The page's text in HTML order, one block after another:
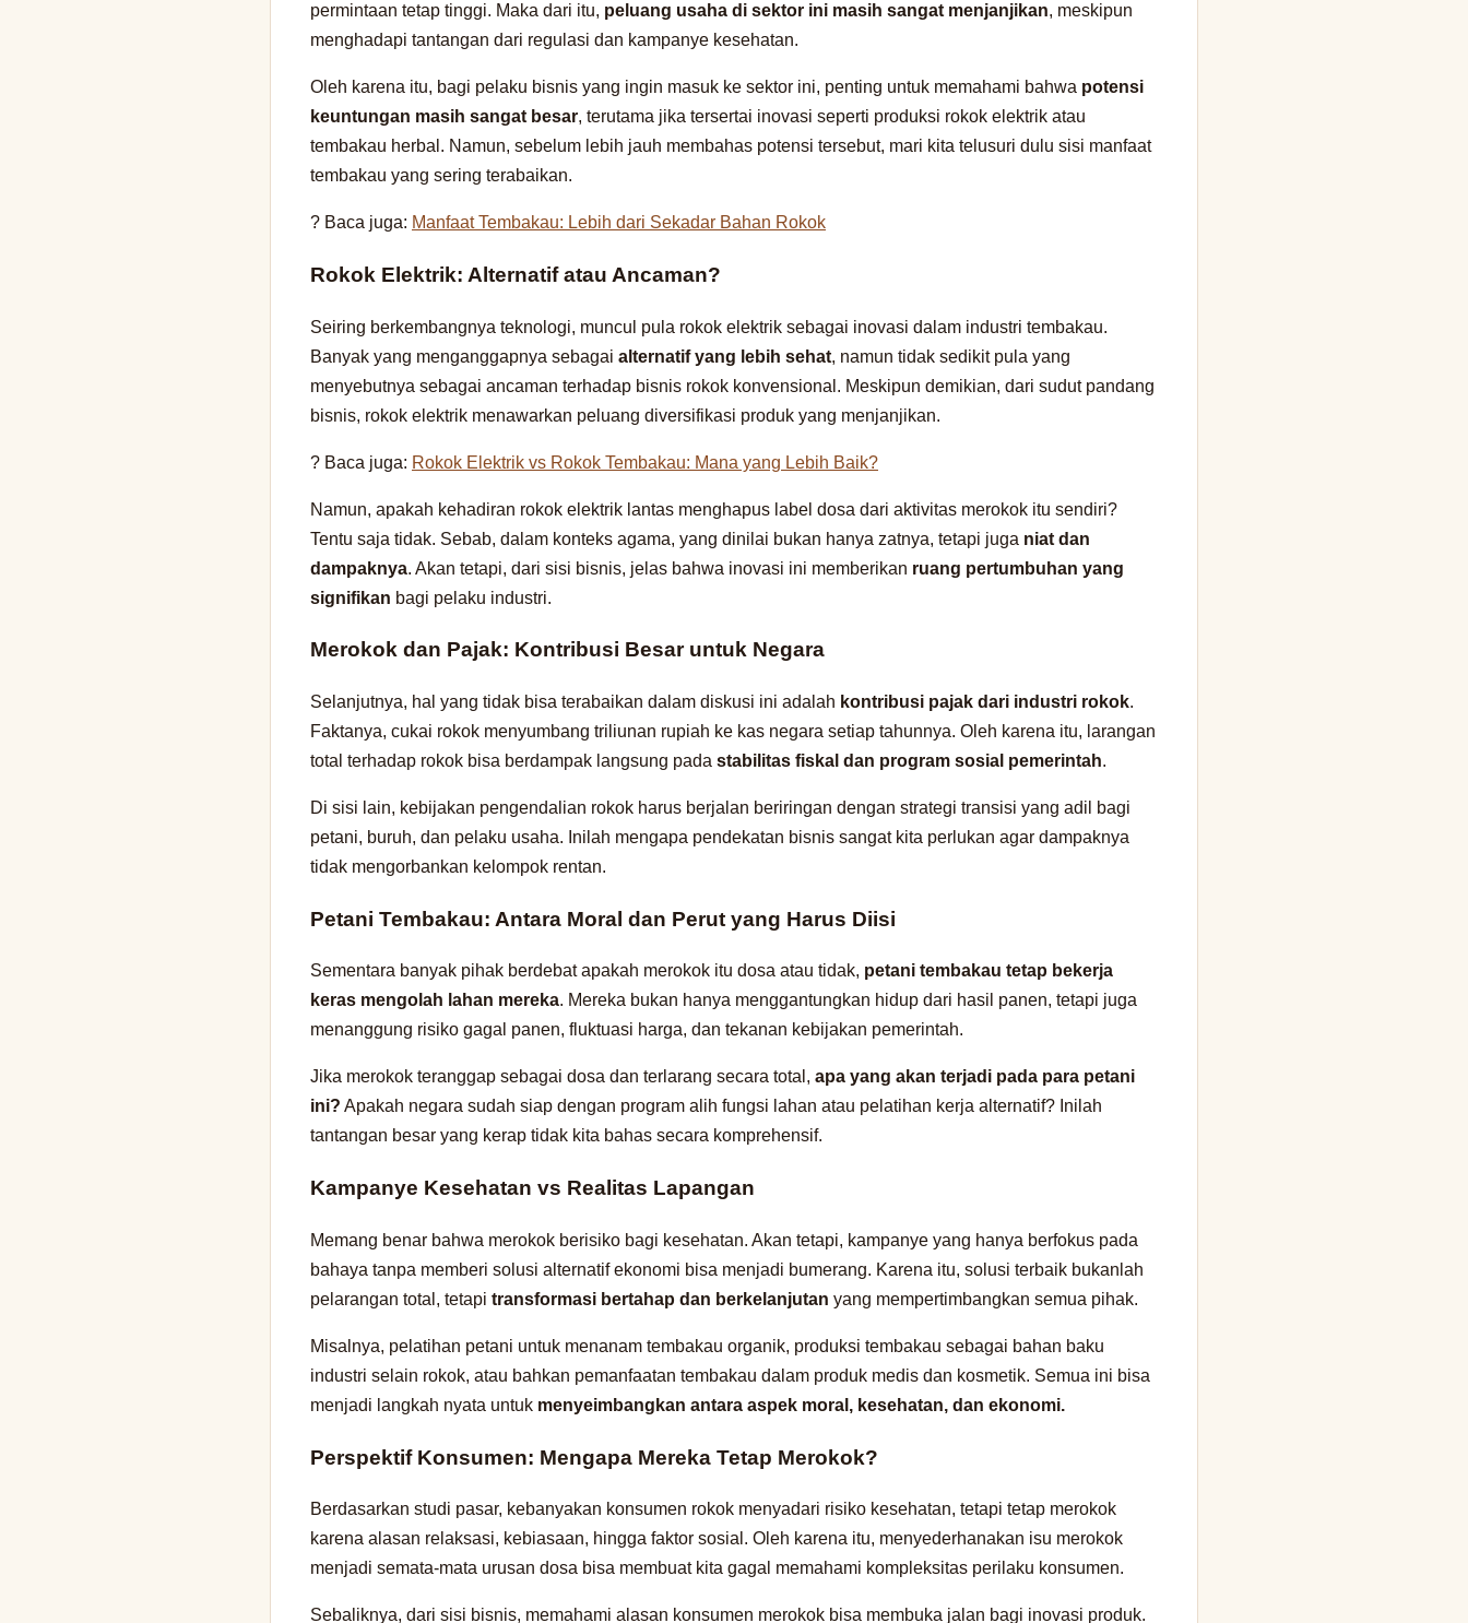
permintaan tetap tinggi. Maka dari itu, peluang usaha di sektor ini masih sangat menjanjikan, meskipun
menghadapi tantangan dari regulasi dan kampanye kesehatan.
Oleh karena itu, bagi pelaku bisnis yang ingin masuk ke sektor ini, penting untuk memahami bahwa potensi
keuntungan masih sangat besar, terutama jika tersertai inovasi seperti produksi rokok elektrik atau
tembakau herbal. Namun, sebelum lebih jauh membahas potensi tersebut, mari kita telusuri dulu sisi manfaat
tembakau yang sering terabaikan.
? Baca juga: Manfaat Tembakau: Lebih dari Sekadar Bahan Rokok
Rokok Elektrik: Alternatif atau Ancaman?
Seiring berkembangnya teknologi, muncul pula rokok elektrik sebagai inovasi dalam industri tembakau.
Banyak yang menganggapnya sebagai alternatif yang lebih sehat, namun tidak sedikit pula yang
menyebutnya sebagai ancaman terhadap bisnis rokok konvensional. Meskipun demikian, dari sudut pandang
bisnis, rokok elektrik menawarkan peluang diversifikasi produk yang menjanjikan.
? Baca juga: Rokok Elektrik vs Rokok Tembakau: Mana yang Lebih Baik?
Namun, apakah kehadiran rokok elektrik lantas menghapus label dosa dari aktivitas merokok itu sendiri?
Tentu saja tidak. Sebab, dalam konteks agama, yang dinilai bukan hanya zatnya, tetapi juga niat dan
dampaknya. Akan tetapi, dari sisi bisnis, jelas bahwa inovasi ini memberikan ruang pertumbuhan yang
signifikan bagi pelaku industri.
Merokok dan Pajak: Kontribusi Besar untuk Negara
Selanjutnya, hal yang tidak bisa terabaikan dalam diskusi ini adalah kontribusi pajak dari industri rokok.
Faktanya, cukai rokok menyumbang triliunan rupiah ke kas negara setiap tahunnya. Oleh karena itu, larangan
total terhadap rokok bisa berdampak langsung pada stabilitas fiskal dan program sosial pemerintah.
Di sisi lain, kebijakan pengendalian rokok harus berjalan beriringan dengan strategi transisi yang adil bagi
petani, buruh, dan pelaku usaha. Inilah mengapa pendekatan bisnis sangat kita perlukan agar dampaknya
tidak mengorbankan kelompok rentan.
Petani Tembakau: Antara Moral dan Perut yang Harus Diisi
Sementara banyak pihak berdebat apakah merokok itu dosa atau tidak, petani tembakau tetap bekerja
keras mengolah lahan mereka. Mereka bukan hanya menggantungkan hidup dari hasil panen, tetapi juga
menanggung risiko gagal panen, fluktuasi harga, dan tekanan kebijakan pemerintah.
Jika merokok teranggap sebagai dosa dan terlarang secara total, apa yang akan terjadi pada para petani
ini? Apakah negara sudah siap dengan program alih fungsi lahan atau pelatihan kerja alternatif? Inilah
tantangan besar yang kerap tidak kita bahas secara komprehensif.
Kampanye Kesehatan vs Realitas Lapangan
Memang benar bahwa merokok berisiko bagi kesehatan. Akan tetapi, kampanye yang hanya berfokus pada
bahaya tanpa memberi solusi alternatif ekonomi bisa menjadi bumerang. Karena itu, solusi terbaik bukanlah
pelarangan total, tetapi transformasi bertahap dan berkelanjutan yang mempertimbangkan semua pihak.
Misalnya, pelatihan petani untuk menanam tembakau organik, produksi tembakau sebagai bahan baku
industri selain rokok, atau bahkan pemanfaatan tembakau dalam produk medis dan kosmetik. Semua ini bisa
menjadi langkah nyata untuk menyeimbangkan antara aspek moral, kesehatan, dan ekonomi.
Perspektif Konsumen: Mengapa Mereka Tetap Merokok?
Berdasarkan studi pasar, kebanyakan konsumen rokok menyadari risiko kesehatan, tetapi tetap merokok
karena alasan relaksasi, kebiasaan, hingga faktor sosial. Oleh karena itu, menyederhanakan isu merokok
menjadi semata-mata urusan dosa bisa membuat kita gagal memahami kompleksitas perilaku konsumen.
Sebaliknya, dari sisi bisnis, memahami alasan konsumen merokok bisa membuka jalan bagi inovasi produk.